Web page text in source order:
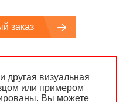
заказ
другая визуальная
или примером
Вы можете